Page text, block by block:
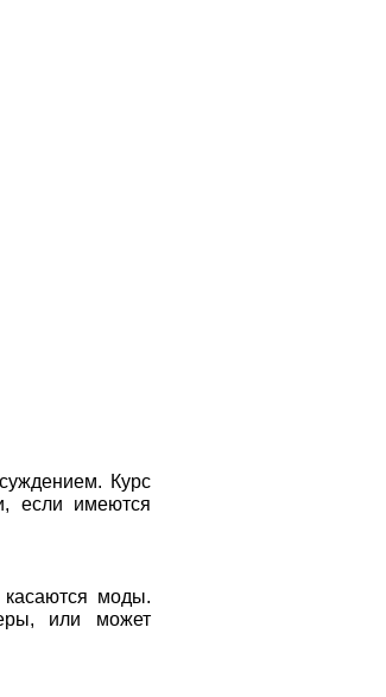
Курс
если имеются
моды.
или может